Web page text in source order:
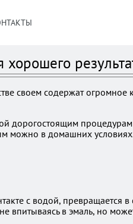
своем содержат огромное
дорогостоящим процедурам
можно в домашних
с водой, превращается
впитываясь в эмаль, но